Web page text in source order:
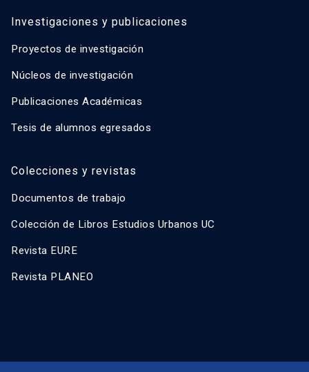
Investigaciones y publicaciones
Proyectos de investigación
Núcleos de investigación
Publicaciones Académicas
Tesis de alumnos egresados
Colecciones y revistas
Documentos de trabajo
Colección de Libros Estudios Urbanos UC
Revista EURE
Revista PLANEO